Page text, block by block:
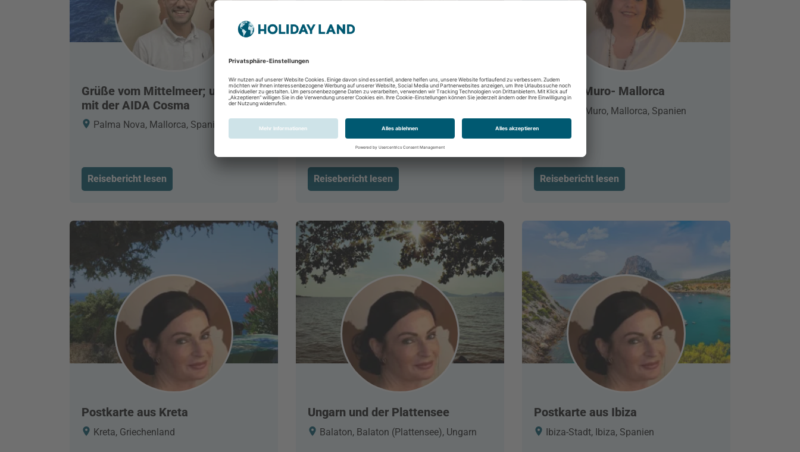
Grüße vom Mittelmeer; unterwegs
mit der AIDA Cosma
Palma Nova, Mallorca, Spanien
Reisebericht lesen
Rom- die ewige Stadt
Reisebericht lesen
Playa de Muro- Mallorca
Playa de Muro, Mallorca, Spanien
Reisebericht lesen
Postkarte aus Kreta
Kreta, Griechenland
Ungarn und der Plattensee
Balaton, Balaton (Plattensee), Ungarn
Postkarte aus Ibiza
Ibiza-Stadt, Ibiza, Spanien